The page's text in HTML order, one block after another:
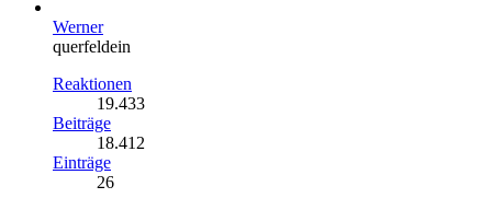
Werner
querfeldein
Reaktionen
19.433
Beiträge
18.412
Einträge
26